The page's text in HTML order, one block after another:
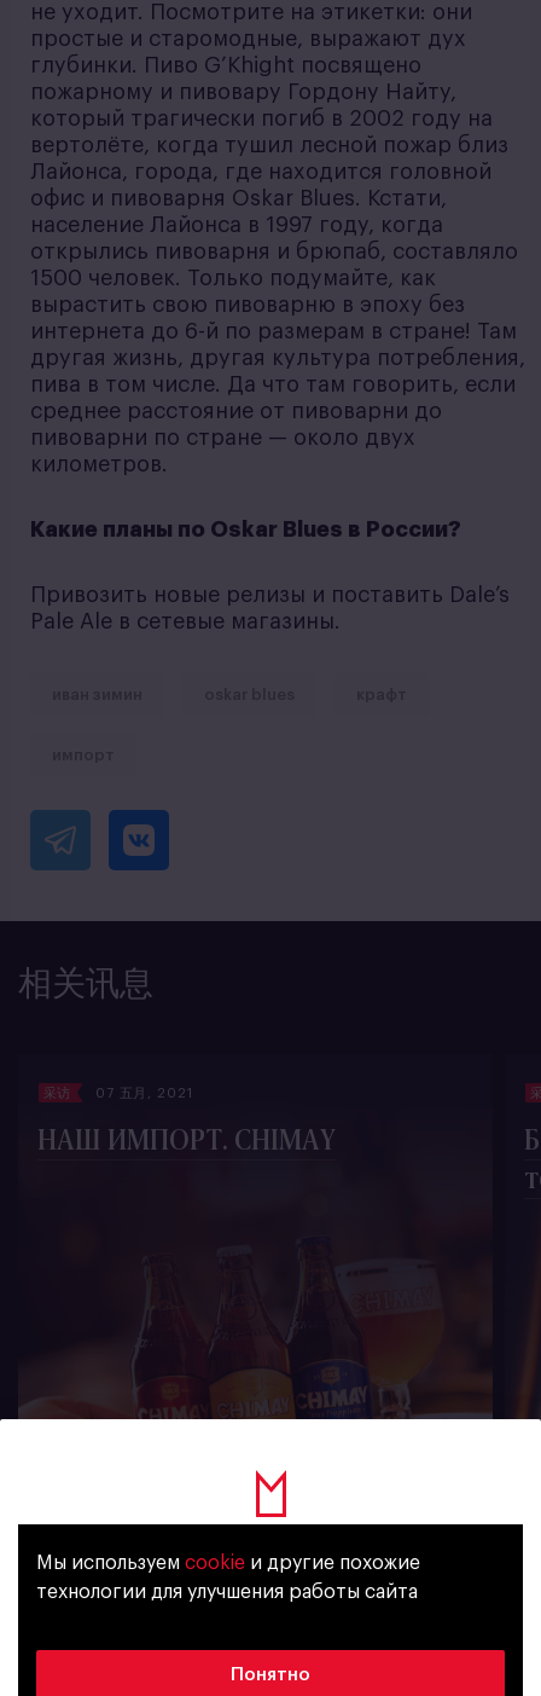
не уходит. Посмотрите на этикетки: они
простые и старомодные, выражают дух
глубинки. Пиво G’Khight посвящено
пожарному и пивовару Гордону Найту,
который трагически погиб в 2002 году на
вертолёте, когда тушил лесной пожар близ
Лайонса, города, где находится головной
офис и пивоварня Oskar Blues. Кстати,
население Лайонса в 1997 году, когда
открылись пивоварня и брюпаб, составляло
1500 человек. Только подумайте, как
вырастить свою пивоварню в эпоху без
интернета до 6-й по размерам в стране! Там
другая жизнь, другая культура потребления,
пива в том числе. Да что там говорить, если
среднее расстояние от пивоварни до
пивоварни по стране — около двух
километров.
Какие планы по Oskar Blues в России?
Привозить новые релизы и поставить Dale’s
Pale Ale в сетевые магазины.
相关讯息
采访 07 五月, 2021
НАШ ИМПОРТ. CHIMAY
Уже исполнилось 18 лет?
Мы используем cookie и другие похожие
технологии для улучшения работы сайта
Понятно